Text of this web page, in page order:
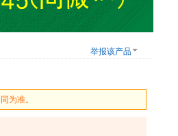
为准。
举报该产品